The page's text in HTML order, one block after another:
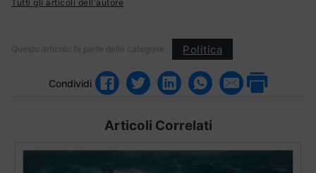
Tutti gli articoli dell'autore
Questo articolo fa parte delle categorie: Politica
Condividi
Articoli Correlati